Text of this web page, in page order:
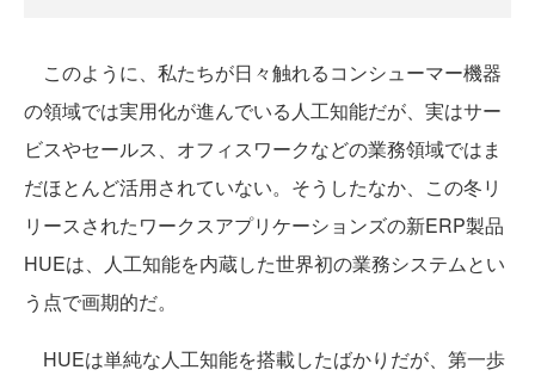
このように、私たちが日々触れるコンシューマー機器
の領域では実用化が進んでいる人工知能だが、実はサー
ビスやセールス、オフィスワークなどの業務領域ではま
だほとんど活用されていない。そうしたなか、この冬リ
リースされたワークスアプリケーションズの新ERP製品
HUEは、人工知能を内蔵した世界初の業務システムとい
う点で画期的だ。
HUEは単純な人工知能を搭載したばかりだが、第一歩